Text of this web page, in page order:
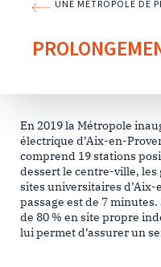
UNE MÉTROPOLE DE
En 2019 la Métropole
électrique d’Aix-en-
comprend 19 stations
dessert le centre-ville,
sites universitaires d’Aix-
passage est de 7
de 80 % en site propre
lui permet d’assurer un